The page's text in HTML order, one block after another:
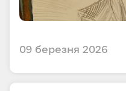
09 березня 2026